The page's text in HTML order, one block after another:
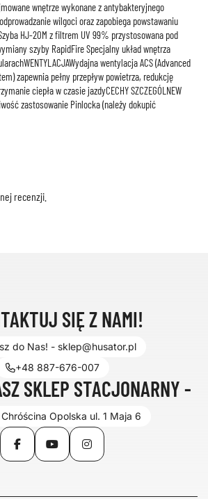
wnętrze wykonane z antybakteryjnego
wilgoci oraz zapobiega powstawaniu
HJ-20M z filtrem UV 99% przystosowana pod
szyby RapidFire Specjalny układ wnętrza
wentylacja ACS (Advanced
zapewnia pełny przepływ powietrza, redukcję
ciepła w czasie jazdyCECHY SZCZEGÓLNEW
zastosowanie Pinlocka (należy dokupić
recenzji.
SIĘ Z NAMI!
do Nas! - sklep@husator.pl
+48 887-676-007
SKLEP STACJONARNY -
Opolska ul. 1 Maja 6
FacebookYouTubeInstagram